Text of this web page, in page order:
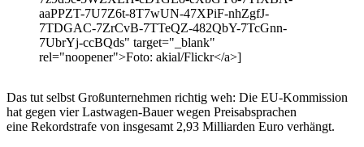
aaPPZT-7U7Z6t-8T7wUN-47XPiF-nhZgfJ-
7TDGAC-7ZrCvB-7TTeQZ-482QbY-7TcGnn-
7UbrYj-ccBQds" target="_blank"
rel="noopener">Foto: akial/Flickr</a>]
Das tut selbst Großunternehmen richtig weh: Die EU-Kommission
hat gegen vier Lastwagen-Bauer wegen Preisabsprachen
eine Rekordstrafe von insgesamt 2,93 Milliarden Euro verhängt.